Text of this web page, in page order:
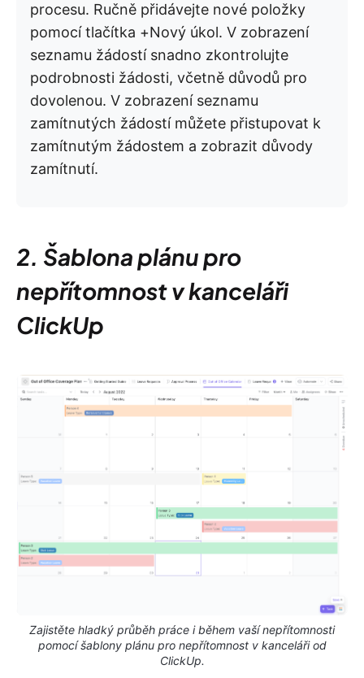
procesu. Ručně přidávejte nové položky
pomocí tlačítka +Nový úkol. V zobrazení
seznamu žádostí snadno zkontrolujte
podrobnosti žádosti, včetně důvodů pro
dovolenou. V zobrazení seznamu
zamítnutých žádostí můžete přistupovat k
zamítnutým žádostem a zobrazit důvody
zamítnutí.
2. Šablona plánu pro
nepřítomnost v kanceláři
ClickUp
Zajistěte hladký průběh práce i během vaší nepřítomnosti
pomocí šablony plánu pro nepřítomnost v kanceláři od
ClickUp.